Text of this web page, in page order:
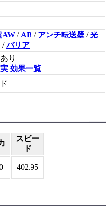
AW / AB / アンチ転送壁 /光
/バリア
り
効果一覧
スピー
ド
402.95